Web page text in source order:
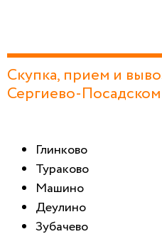
Скупка, прием и
Сергиево-
Глинково
Тураково
Машино
Деулино
Зубачево